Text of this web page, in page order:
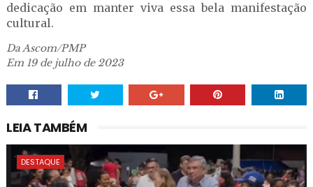
dedicação em manter viva essa bela manifestação
cultural.
Da Ascom/PMP
Em 19 de julho de 2023
LEIA TAMBÉM
DESTAQUE